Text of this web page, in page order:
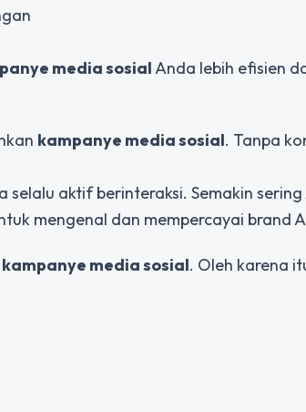
media sosialAnda lebih efisien
kampanye media sosial. Tanpa
aktif berinteraksi. Semakin
mengenal dan mempercayai brand
kampanye media sosial. Oleh karena